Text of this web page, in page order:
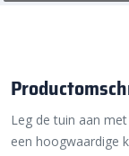
Leg de tuin aan
een hoogwaardige